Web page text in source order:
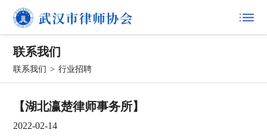
联系我们
联系我们 > 行业招聘
【湖北瀛楚律师事务所】
2022-02-14